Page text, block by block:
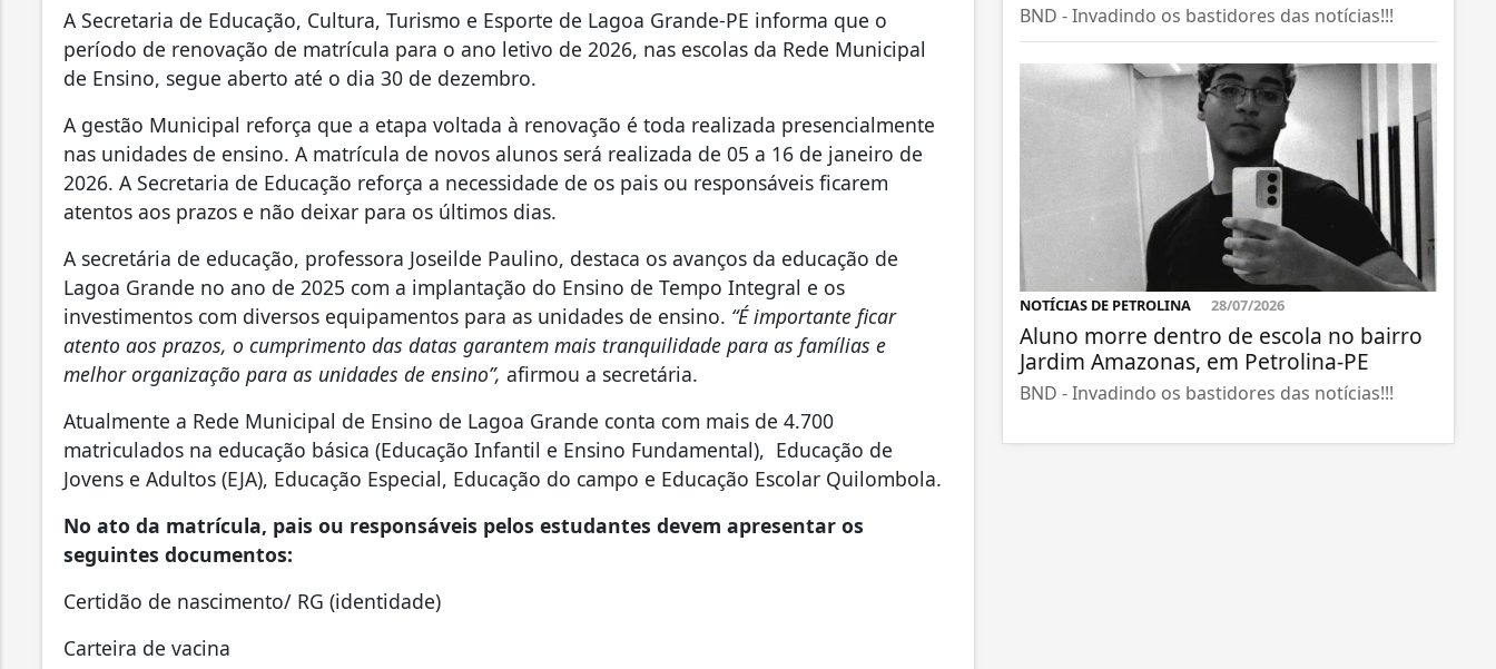
A Secretaria de Educação, Cultura, Turismo e Esporte de Lagoa Grande-PE informa que o
período de renovação de matrícula para o ano letivo de 2026, nas escolas da Rede Municipal
de Ensino, segue aberto até o dia 30 de dezembro.
A gestão Municipal reforça que a etapa voltada à renovação é toda realizada presencialmente
nas unidades de ensino. A matrícula de novos alunos será realizada de 05 a 16 de janeiro de
2026. A Secretaria de Educação reforça a necessidade de os pais ou responsáveis ficarem
atentos aos prazos e não deixar para os últimos dias.
A secretária de educação, professora Joseilde Paulino, destaca os avanços da educação de
Lagoa Grande no ano de 2025 com a implantação do Ensino de Tempo Integral e os
investimentos com diversos equipamentos para as unidades de ensino. “É importante ficar
atento aos prazos, o cumprimento das datas garantem mais tranquilidade para as famílias e
melhor organização para as unidades de ensino”, afirmou a secretária.
Atualmente a Rede Municipal de Ensino de Lagoa Grande conta com mais de 4.700
matriculados na educação básica (Educação Infantil e Ensino Fundamental), Educação de
Jovens e Adultos (EJA), Educação Especial, Educação do campo e Educação Escolar Quilombola.
No ato da matrícula, pais ou responsáveis pelos estudantes devem apresentar os
seguintes documentos:
Certidão de nascimento/ RG (identidade)
Carteira de vacina
BND - Invadindo os bastidores das notícias!!!
NOTÍCIAS DE PETROLINA 28/07/2026
Aluno morre dentro de escola no bairro
Jardim Amazonas, em Petrolina-PE
BND - Invadindo os bastidores das notícias!!!